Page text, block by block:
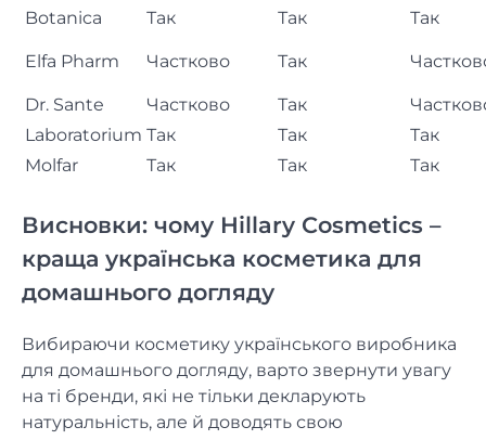
Botanica
Так Так Так
Elfa Pharm Частково Так
Dr. Sante Частково Так
Laboratorium Так Так
Так
Molfar
Так Так Так
Висновки: чому Hillary Cosmetics –
краща українська косметика для
домашнього догляду
Вибираючи косметику українського виробника
для домашнього догляду, варто звернути увагу
на ті бренди, які не тільки декларують
натуральність, але й доводять свою